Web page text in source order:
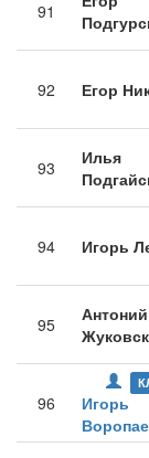
91
92 Егор
93
Илья
94 Игорь
95
Антоний
96
Игорь